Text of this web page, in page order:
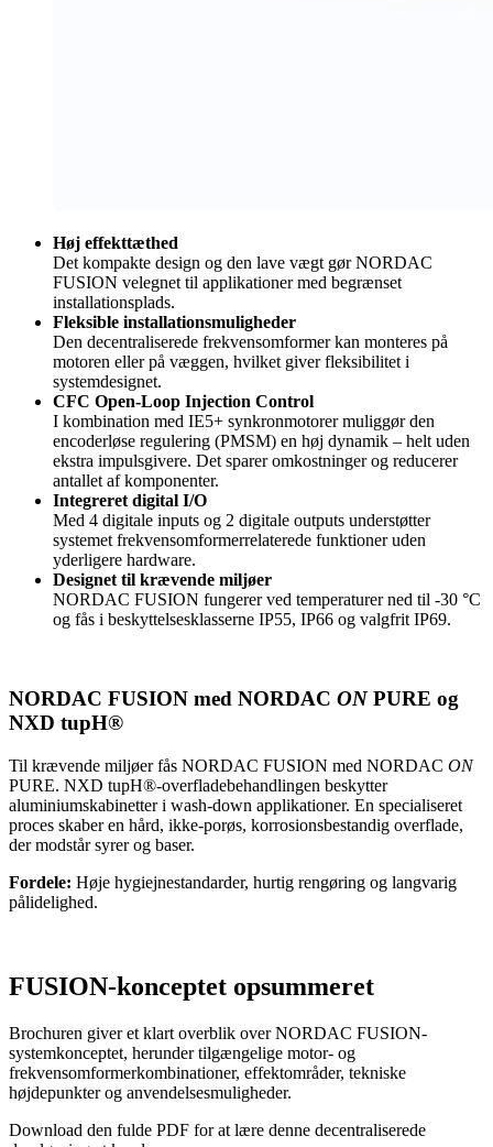
Høj effekttæthed
Det kompakte design og den lave vægt gør NORDAC
FUSION velegnet til applikationer med begrænset
installationsplads.
Fleksible installationsmuligheder
Den decentraliserede frekvensomformer kan monteres på
motoren eller på væggen, hvilket giver fleksibilitet i
systemdesignet.
CFC Open-Loop Injection Control
I kombination med IE5+ synkronmotorer muliggør den
encoderløse regulering (PMSM) en høj dynamik – helt uden
ekstra impulsgivere. Det sparer omkostninger og reducerer
antallet af komponenter.
Integreret digital I/O
Med 4 digitale inputs og 2 digitale outputs understøtter
systemet frekvensomformerrelaterede funktioner uden
yderligere hardware.
Designet til krævende miljøer
NORDAC FUSION fungerer ved temperaturer ned til -30 °C
og fås i beskyttelsesklasserne IP55, IP66 og valgfrit IP69.
NORDAC FUSION med NORDAC ONPURE og
NXD tupH®
Til krævende miljøer fås NORDAC FUSION med NORDAC ON
PURE. NXD tupH®-overfladebehandlingen beskytter
aluminiumskabinetter i wash-down applikationer. En specialiseret
proces skaber en hård, ikke-porøs, korrosionsbestandig overflade,
der modstår syrer og baser.
Fordele: Høje hygiejnestandarder, hurtig rengøring og langvarig
pålidelighed.
FUSION-konceptet opsummeret
Brochuren giver et klart overblik over NORDAC FUSION-
systemkonceptet, herunder tilgængelige motor- og
frekvensomformerkombinationer, effektområder, tekniske
højdepunkter og anvendelsesmuligheder.
Download den fulde PDF for at lære denne decentraliserede